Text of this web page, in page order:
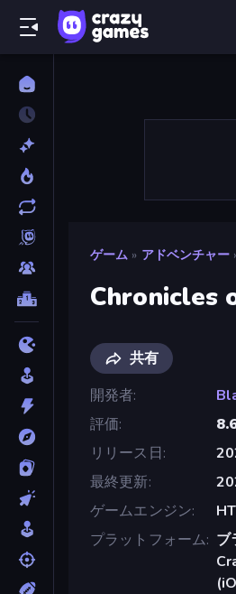
ゲーム » アドベンチャー
Chronicles
共有
開発者
評価
リリース日
最終更新
ゲームエンジン
プラットフォーム ブ